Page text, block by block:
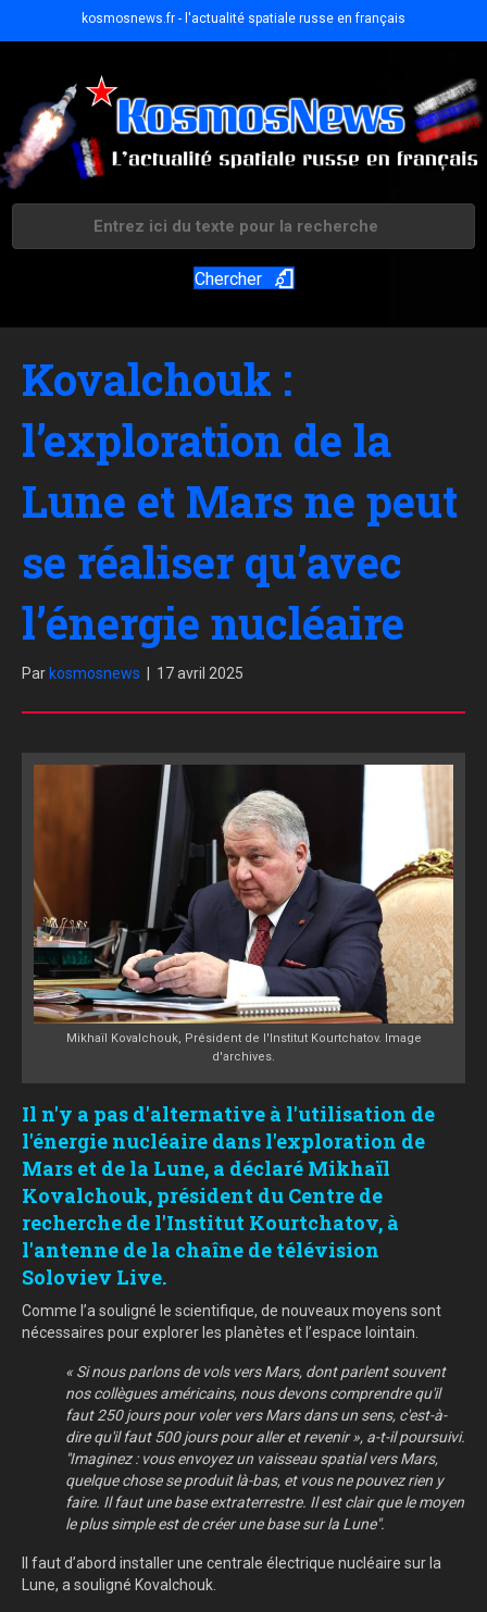
kosmosnews.fr - l'actualité spatiale russe en français
Chercher
Kovalchouk :
l’exploration de la
Lune et Mars ne peut
se réaliser qu’avec
l’énergie nucléaire
Par kosmosnews 17 avril 2025
Mikhaïl Kovalchouk, Président de l'Institut Kourtchatov. Image
d'archives.
Il n'y a pas d'alternative à l'utilisation de
l'énergie nucléaire dans l'exploration de
Mars et de la Lune, a déclaré Mikhaïl
Kovalchouk, président du Centre de
recherche de l'Institut Kourtchatov, à
l'antenne de la chaîne de télévision
Soloviev Live.
Comme l’a souligné le scientifique, de nouveaux moyens sont
nécessaires pour explorer les planètes et l’espace lointain.
« Si nous parlons de vols vers Mars, dont parlent souvent
nos collègues américains, nous devons comprendre qu'il
faut 250 jours pour voler vers Mars dans un sens, c'est-à-
dire qu'il faut 500 jours pour aller et revenir », a-t-il poursuivi.
"Imaginez : vous envoyez un vaisseau spatial vers Mars,
quelque chose se produit là-bas, et vous ne pouvez rien y
faire. Il faut une base extraterrestre. Il est clair que le moyen
le plus simple est de créer une base sur la Lune".
Il faut d’abord installer une centrale électrique nucléaire sur la
Lune, a souligné Kovalchouk.